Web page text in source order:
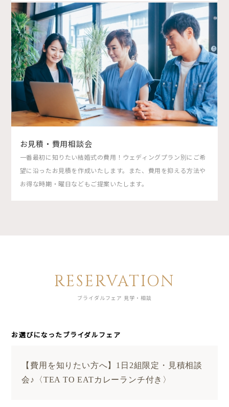
お見積・費用相談会
一番最初に知りたい結婚式の費用！ウェディングプラン別にご希
望に沿ったお見積を作成いたします。また、費用を抑える方法や
お得な時期・曜日などもご提案いたします。
RESERVATION
ブライダルフェア 見学・相談
お選びになったブライダルフェア
【費用を知りたい方へ】1日2組限定・見積相談
会♪〈TEA TO EATカレーランチ付き〉